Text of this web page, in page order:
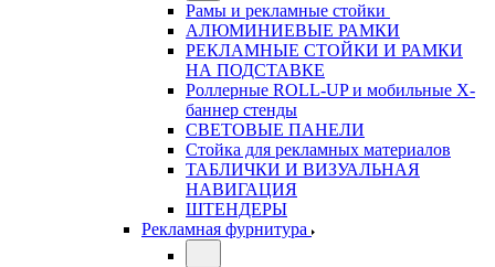
Рамы и рекламные стойки
АЛЮМИНИЕВЫЕ РАМКИ
РЕКЛАМНЫЕ СТОЙКИ И РАМКИ
НА ПОДСТАВКЕ
Роллерные ROLL-UP и мобильные X-
баннер стенды
СВЕТОВЫЕ ПАНЕЛИ
Стойка для рекламных материалов
ТАБЛИЧКИ И ВИЗУАЛЬНАЯ
НАВИГАЦИЯ
ШТЕНДЕРЫ
Рекламная фурнитура